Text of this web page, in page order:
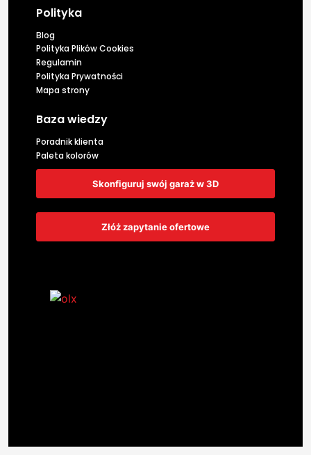
Polityka
Blog
Polityka Plików Cookies
Regulamin
Polityka Prywatności
Mapa strony
Baza wiedzy
Poradnik klienta
Paleta kolorów
Skonfiguruj swój garaż w 3D
Złóż zapytanie ofertowe